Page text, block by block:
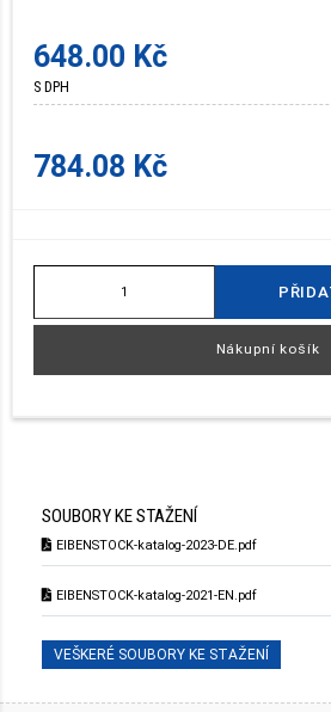
648.00 Kč
S DPH
784.08 Kč
Nákupní košík
SOUBORY KE STAŽENÍ
EIBENSTOCK-katalog-2023-DE.pdf
EIBENSTOCK-katalog-2021-EN.pdf
VEŠKERÉ SOUBORY KE STAŽENÍ